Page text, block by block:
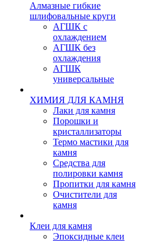
Алмазные гибкие
шлифовальные круги
АГШК с
охлаждением
АГШК без
охлаждения
АГШК
универсальные
ХИМИЯ ДЛЯ КАМНЯ
Лаки для камня
Порошки и
кристаллизаторы
Термо мастики для
камня
Средства для
полировки камня
Пропитки для камня
Очистители для
камня
Клеи для камня
Эпоксидные клеи